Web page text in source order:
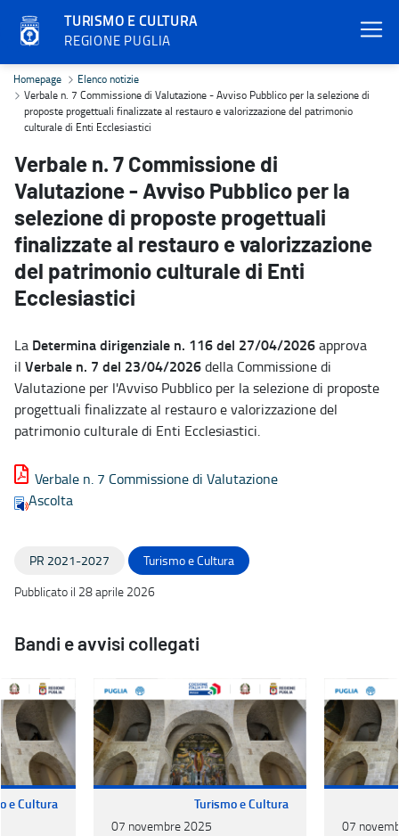
TURISMO E CULTURA
REGIONE PUGLIA
Verbale n. 7 Commissione di Valutazione - Avviso Pubblico per
Homepage
Elenco notizie
Verbale n. 7 Commissione di Valutazione - Avviso Pubblico per la selezione di
proposte progettuali finalizzate al restauro e valorizzazione del patrimonio
culturale di Enti Ecclesiastici
Verbale n. 7 Commissione di
Valutazione - Avviso Pubblico per la
selezione di proposte progettuali
finalizzate al restauro e valorizzazione
del patrimonio culturale di Enti
Ecclesiastici
La Determina dirigenziale n. 116 del 27/04/2026approva
il Verbale n. 7 del 23/04/2026della Commissione di
Valutazione per l'Avviso Pubblico per la selezione di proposte
progettuali finalizzate al restauro e valorizzazione del
patrimonio culturale di Enti Ecclesiastici.
Verbale n. 7 Commissione di Valutazione
Ascolta
PR 2021-2027
Turismo e Cultura
Pubblicato il 28 aprile 2026
Bandi e avvisi collegati
e Cultura
Turismo e Cultura
07 novembre 2025
07